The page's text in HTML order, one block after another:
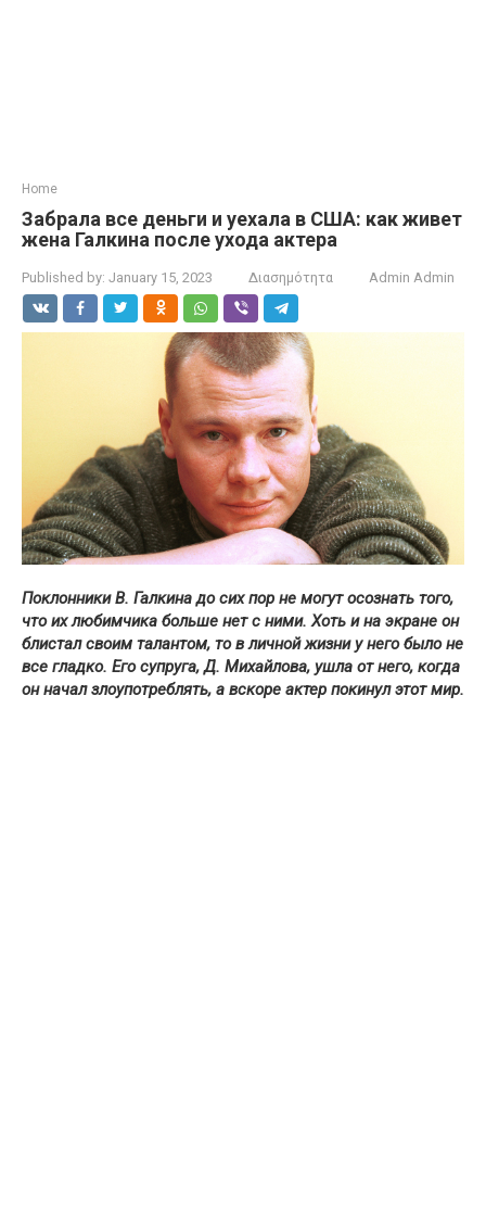
Home
Забрала все деньги и уехала в США: как живет
жена Галкина после ухода актера
Published by: January 15, 2023 Διασημότητα Admin Admin
Поклонники В. Галкина до сих пор не могут осознать того,
что их любимчика больше нет с ними. Хоть и на экране он
блистал своим талантом, то в личной жизни у него было не
все гладко. Его супруга, Д. Михайлова, ушла от него, когда
он начал злоупотреблять, а вскоре актер покинул этот мир.